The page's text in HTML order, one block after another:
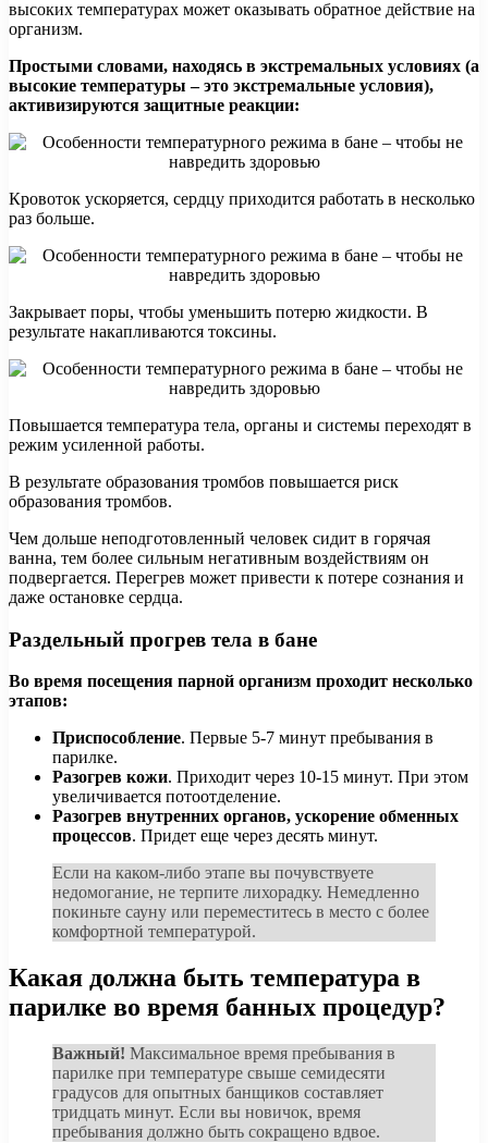
высоких температурах может оказывать обратное действие на
организм.
Простыми словами, находясь в экстремальных условиях (а
высокие температуры – это экстремальные условия),
активизируются защитные реакции:
Кровоток ускоряется, сердцу приходится работать в несколько
раз больше.
Закрывает поры, чтобы уменьшить потерю жидкости. В
результате накапливаются токсины.
Повышается температура тела, органы и системы переходят в
режим усиленной работы.
В результате образования тромбов повышается риск
образования тромбов.
Чем дольше неподготовленный человек сидит в горячая
ванна, тем более сильным негативным воздействиям он
подвергается. Перегрев может привести к потере сознания и
даже остановке сердца.
Раздельный прогрев тела в бане
Во время посещения парной организм проходит несколько
этапов:
Приспособление. Первые 5-7 минут пребывания в
парилке.
Разогрев кожи. Приходит через 10-15 минут. При этом
увеличивается потоотделение.
Разогрев внутренних органов, ускорение обменных
процессов. Придет еще через десять минут.
Если на каком-либо этапе вы почувствуете
недомогание, не терпите лихорадку. Немедленно
покиньте сауну или переместитесь в место с более
комфортной температурой.
Какая должна быть температура в
парилке во время банных процедур?
Важный! Максимальное время пребывания в
парилке при температуре свыше семидесяти
градусов для опытных банщиков составляет
тридцать минут. Если вы новичок, время
пребывания должно быть сокращено вдвое.